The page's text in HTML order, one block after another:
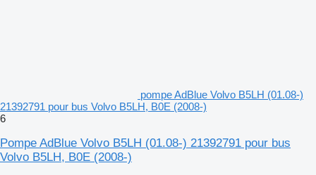
pompe AdBlue Volvo B5LH (01.08-)
21392791 pour bus Volvo B5LH, B0E (2008-)
6
Pompe AdBlue Volvo B5LH (01.08-) 21392791 pour bus
Volvo B5LH, B0E (2008-)